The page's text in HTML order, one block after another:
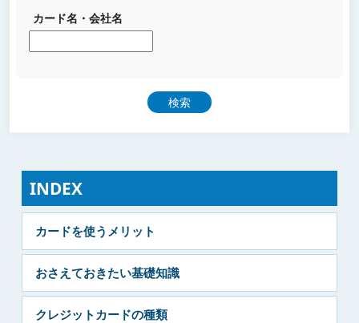
カード名・会社名
INDEX
カードを使うメリット
おさえておきたい基礎知識
クレジットカードの種類